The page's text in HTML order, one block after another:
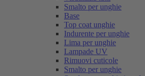
Smalto per unghie
Base
Top coat unghie
Indurente per unghie
Lima per unghie
Lampade UV
Rimuovi cuticole
Smalto per unghie